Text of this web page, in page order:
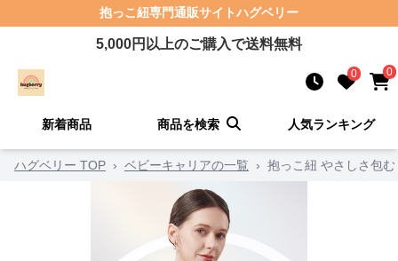
抱っこ紐専門通販サイトハグベリー
5,000円以上のご購入で送料無料
0 0
新着商品 商品を検索 人気ランキング
ハグベリー TOP › ベビーキャリアの一覧 › 抱っこ紐 やさしさ包